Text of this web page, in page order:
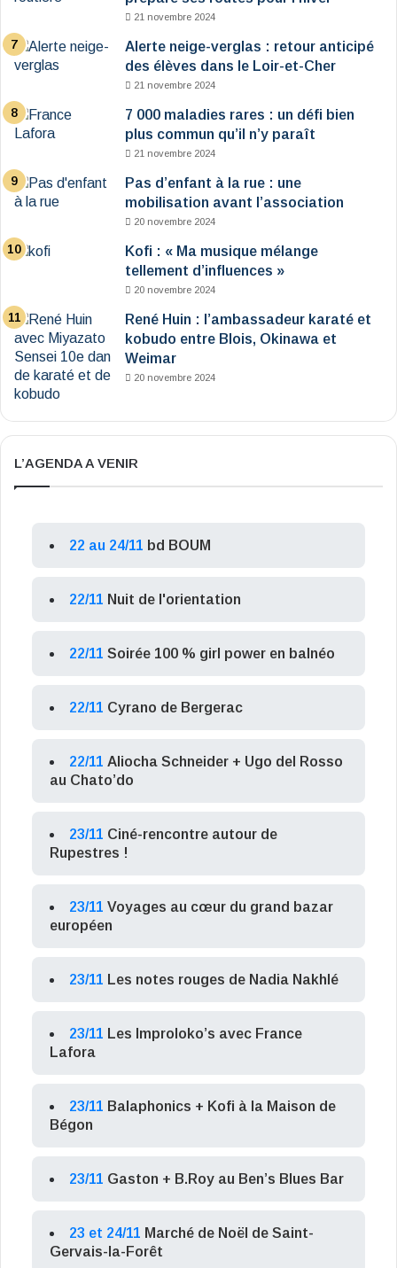
21 novembre 2024
Alerte neige-verglas : retour anticipé
des élèves dans le Loir-et-Cher
21 novembre 2024
7 000 maladies rares : un défi bien
plus commun qu’il n’y paraît
21 novembre 2024
Pas d’enfant à la rue : une
mobilisation avant l’association
20 novembre 2024
Kofi : « Ma musique mélange
tellement d’influences »
20 novembre 2024
René Huin : l’ambassadeur karaté et
kobudo entre Blois, Okinawa et
Weimar
20 novembre 2024
L’AGENDA A VENIR
22 au 24/11 bd BOUM
22/11 Nuit de l'orientation
22/11 Soirée 100 % girl power en balnéo
22/11 Cyrano de Bergerac
22/11 Aliocha Schneider + Ugo del Rosso
au Chato’do
23/11 Ciné-rencontre autour de
Rupestres !
23/11 Voyages au cœur du grand bazar
européen
23/11 Les notes rouges de Nadia Nakhlé
23/11 Les Improloko’s avec France
Lafora
23/11 Balaphonics + Kofi à la Maison de
Bégon
23/11 Gaston + B.Roy au Ben’s Blues Bar
23 et 24/11 Marché de Noël de Saint-
Gervais-la-Forêt